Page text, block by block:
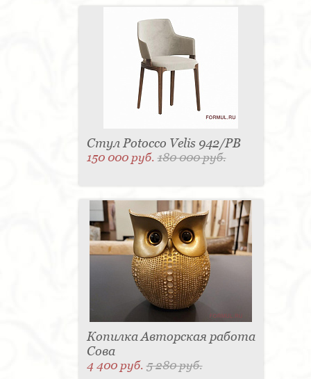
Стул Potocco Velis 942/PB
150 000 руб.180 000 руб.
Копилка Авторская работа
Сова
4 400 руб.5 280 руб.